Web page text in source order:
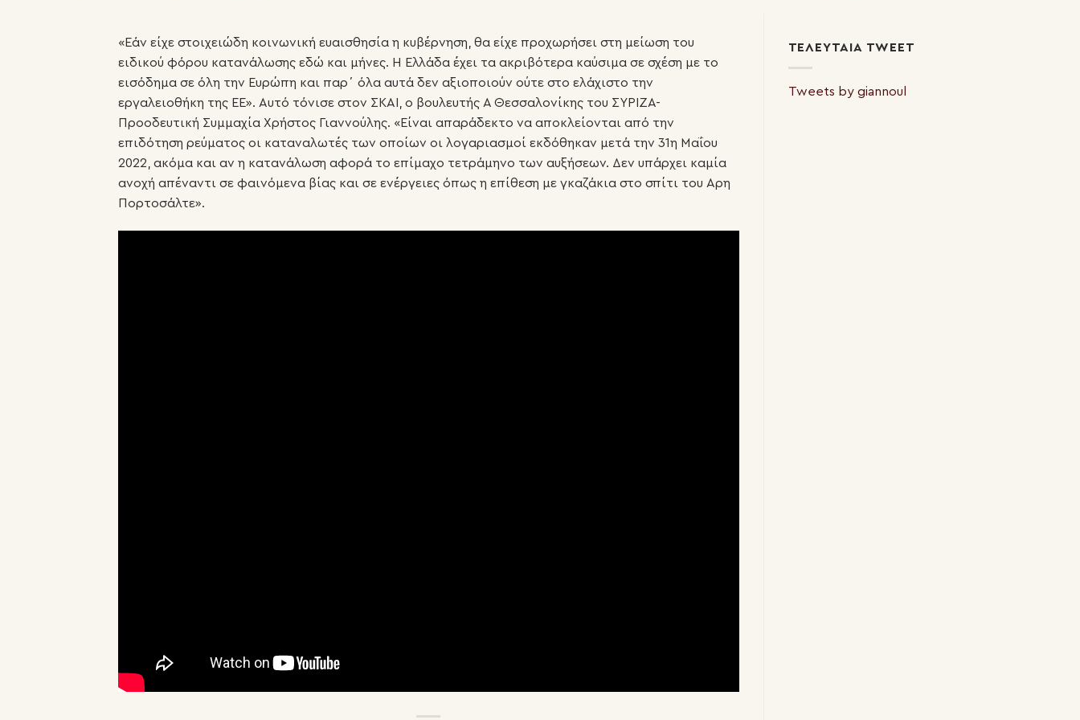
«Εάν είχε στοιχειώδη κοινωνική ευαισθησία η κυβέρνηση, θα είχε προχωρήσει στη μείωση του
ειδικού φόρου κατανάλωσης εδώ και μήνες. Η Ελλάδα έχει τα ακριβότερα καύσιμα σε σχέση με το
εισόδημα σε όλη την Ευρώπη και παρ΄ όλα αυτά δεν αξιοποιούν ούτε στο ελάχιστο την
εργαλειοθήκη της ΕΕ». Αυτό τόνισε στον ΣΚΑΙ, ο βουλευτής Α Θεσσαλονίκης του ΣΥΡΙΖΑ-
Προοδευτική Συμμαχία Χρήστος Γιαννούλης. «Είναι απαράδεκτο να αποκλείονται από την
επιδότηση ρεύματος οι καταναλωτές των οποίων οι λογαριασμοί εκδόθηκαν μετά την 31η Μαΐου
2022, ακόμα και αν η κατανάλωση αφορά το επίμαχο τετράμηνο των αυξήσεων. Δεν υπάρχει καμία
ανοχή απέναντι σε φαινόμενα βίας και σε ενέργειες όπως η επίθεση με γκαζάκια στο σπίτι του Αρη
Πορτοσάλτε».
ΤΕΛΕΥΤΑΊΑ TWEET
Tweets by giannoul